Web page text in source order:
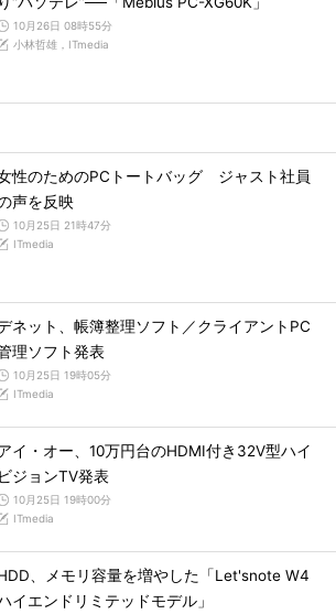
10月26日 08時55分
小林哲雄，ITmedia
性のためのPCトートバッグ ジャスト社員
声を反映
10月25日 21時47分
ITmedia
ネット、帳簿整理ソフト／クライアントPC
理ソフト発表
10月25日 19時05分
ITmedia
イ・オー、10万円台のHDMI付き32V型ハイ
ビジョンTV発表
10月25日 19時00分
ITmedia
、メモリ容量を増やした「Let'snote W4
イエンドリミテッドモデル」